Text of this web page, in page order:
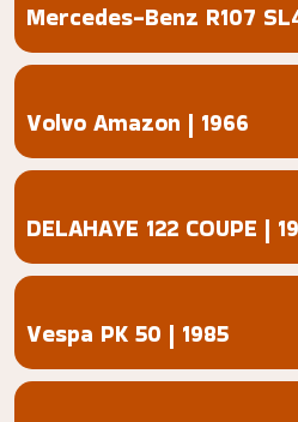
Mercedes-Benz R107
Volvo Amazon | 1966
DELAHAYE 122 COUPE |
Vespa PK 50 | 1985